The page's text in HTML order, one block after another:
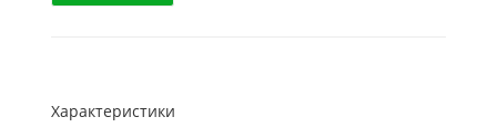
Характеристики